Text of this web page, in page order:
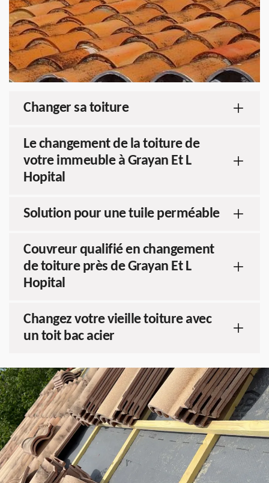
Changer sa toiture
Le changement de la toiture de
votre immeuble à Grayan Et L
Hopital
Solution pour une tuile perméable
Couvreur qualifié en changement
de toiture près de Grayan Et L
Hopital
Changez votre vieille toiture avec
un toit bac acier